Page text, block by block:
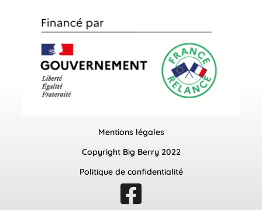
Mentions légales
Copyright Big Berry 2022
Politique de confidentialité